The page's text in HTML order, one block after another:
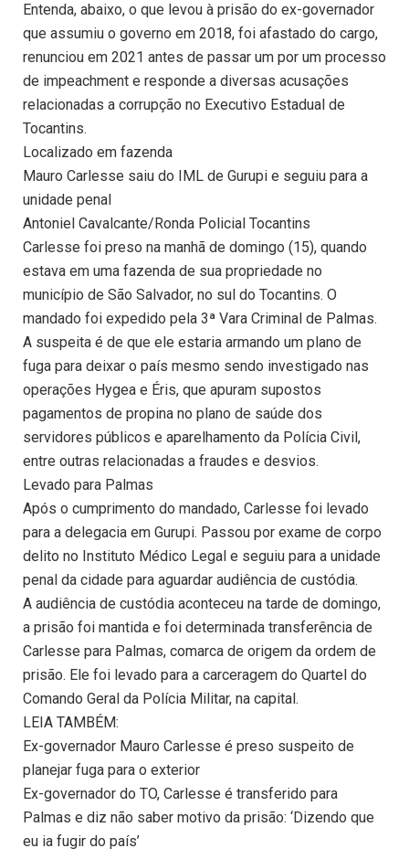
Entenda, abaixo, o que levou à prisão do ex-governador
que assumiu o governo em 2018, foi afastado do cargo,
renunciou em 2021 antes de passar um por um processo
de impeachment e responde a diversas acusações
relacionadas a corrupção no Executivo Estadual de
Tocantins.
Localizado em fazenda
Mauro Carlesse saiu do IML de Gurupi e seguiu para a
unidade penal
Antoniel Cavalcante/Ronda Policial Tocantins
Carlesse foi preso na manhã de domingo (15), quando
estava em uma fazenda de sua propriedade no
município de São Salvador, no sul do Tocantins. O
mandado foi expedido pela 3ª Vara Criminal de Palmas.
A suspeita é de que ele estaria armando um plano de
fuga para deixar o país mesmo sendo investigado nas
operações Hygea e Éris, que apuram supostos
pagamentos de propina no plano de saúde dos
servidores públicos e aparelhamento da Polícia Civil,
entre outras relacionadas a fraudes e desvios.
Levado para Palmas
Após o cumprimento do mandado, Carlesse foi levado
para a delegacia em Gurupi. Passou por exame de corpo
delito no Instituto Médico Legal e seguiu para a unidade
penal da cidade para aguardar audiência de custódia.
A audiência de custódia aconteceu na tarde de domingo,
a prisão foi mantida e foi determinada transferência de
Carlesse para Palmas, comarca de origem da ordem de
prisão. Ele foi levado para a carceragem do Quartel do
Comando Geral da Polícia Militar, na capital.
LEIA TAMBÉM:
Ex-governador Mauro Carlesse é preso suspeito de
planejar fuga para o exterior
Ex-governador do TO, Carlesse é transferido para
Palmas e diz não saber motivo da prisão: ‘Dizendo que
eu ia fugir do país’